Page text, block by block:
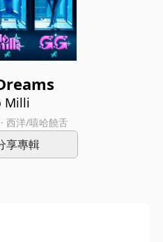
Milli
西洋/嘻哈饒舌
享專輯